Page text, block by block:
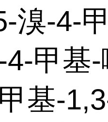
溴-4-
甲基
基-